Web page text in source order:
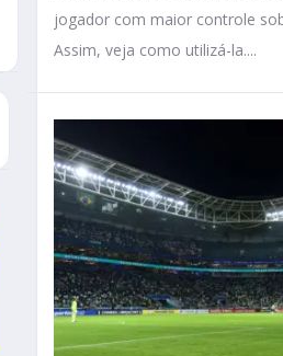
jogador com maior controle
Assim, veja como utilizá-la....